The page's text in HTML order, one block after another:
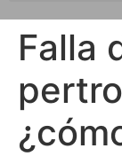
Falla